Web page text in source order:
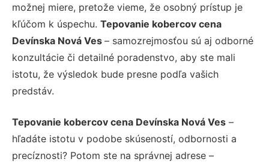
možnej miere, pretože vieme, že osobný prístup je
kľúčom k úspechu. Tepovanie kobercov cena
Devínska Nová Ves – samozrejmosťou sú aj odborné
konzultácie či detailné poradenstvo, aby ste mali
istotu, že výsledok bude presne podľa vašich
predstáv.
Tepovanie kobercov cena Devínska Nová Ves –
hľadáte istotu v podobe skúseností, odbornosti a
precíznosti? Potom ste na správnej adrese –